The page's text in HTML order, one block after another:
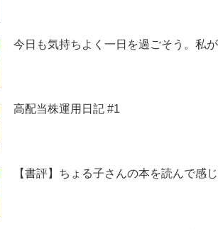
今日も気持ちよく一日を過ごそう。私
高配当株運用日記 #1
【書評】ちょる子さんの本を読んで感